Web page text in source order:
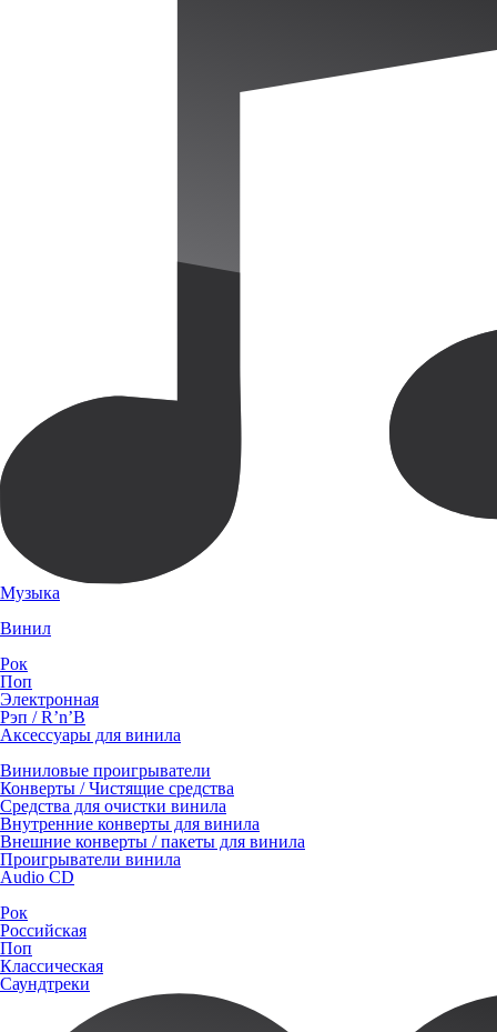
Музыка
Винил
Рок
Поп
Электронная
Рэп / R’n’B
Аксессуары для винила
Виниловые проигрыватели
Конверты / Чистящие средства
Средства для очистки винила
Внутренние конверты для винила
Внешние конверты / пакеты для винила
Проигрыватели винила
Audio CD
Рок
Российская
Поп
Классическая
Саундтреки